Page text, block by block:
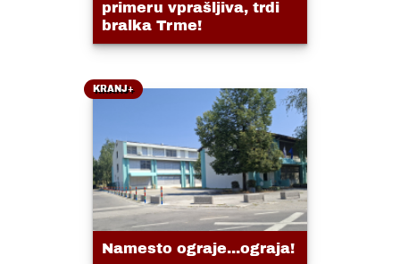
primeru vprašljiva, trdi
bralka Trme!
KRANJ+
Namesto ograje...ograja!